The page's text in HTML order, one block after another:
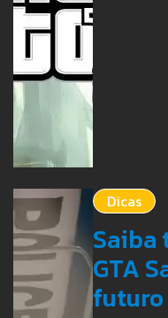
Dicas
Saiba
GTA
futuro